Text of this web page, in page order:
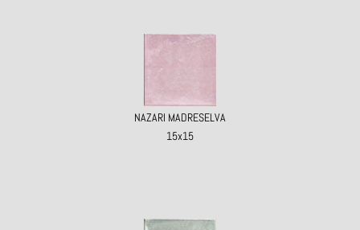
NAZARI MADRESELVA
15x15